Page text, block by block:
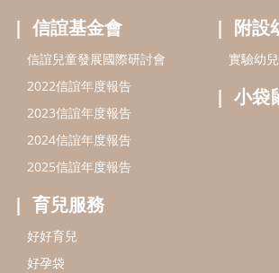
信誼基金會
信誼兒童發展國際研討會
2022信誼年度報告
2023信誼年度報告
2024信誼年度報告
2025信誼年度報告
育兒服務
好好育兒
好孕袋
附設
實驗幼
小袋